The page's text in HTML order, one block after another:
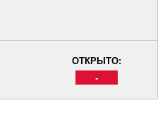
ОТКРЫТО:
-